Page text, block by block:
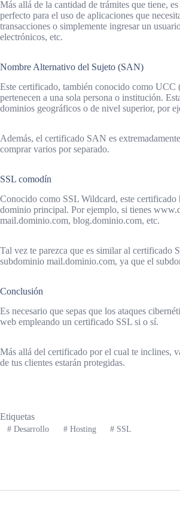
Más allá de la cantidad de trámites que tiene,
perfecto para el uso de aplicaciones que
transacciones o simplemente ingresar un
electrónicos, etc.
Nombre Alternativo del Sujeto (SAN)
Este certificado, también conocido como
pertenecen a una sola persona o institución.
dominios geográficos o de nivel superior, por
Además, el certificado SAN es
comprar varios por separado.
SSL comodín
Conocido como SSL Wildcard, este certificado
dominio principal. Por ejemplo, si tienes
mail.dominio.com, blog.dominio.com, etc.
Tal vez te parezca que es similar al
subdominio mail.dominio.com, ya que el
Conclusión
Es necesario que sepas que los ataques
web empleando un certificado SSL si o sí.
Más allá del certificado por el cual te inclines,
de tus clientes estarán protegidas.
Etiquetas
#Desarrollo #Hosting # SSL